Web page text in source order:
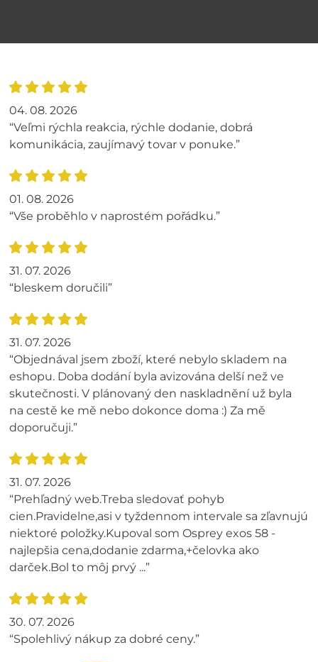
04. 08. 2026
“Veľmi rýchla reakcia, rýchle dodanie, dobrá
komunikácia, zaujímavý tovar v ponuke.”
01. 08. 2026
“Vše proběhlo v naprostém pořádku.”
31. 07. 2026
“bleskem doručili”
31. 07. 2026
“Objednával jsem zboží, které nebylo skladem na
eshopu. Doba dodání byla avizována delší než ve
skutečnosti. V plánovaný den naskladnění už byla
na cestě ke mě nebo dokonce doma :) Za mě
doporučuji.”
31. 07. 2026
“Prehľadný web.Treba sledovať pohyb
cien.Pravidelne,asi v tyždennom intervale sa zľavnujú
niektoré položky.Kupoval som Osprey exos 58 -
najlepšia cena,dodanie zdarma,+čelovka ako
darček.Bol to môj prvý ...”
30. 07. 2026
“Spolehlivý nákup za dobré ceny.”